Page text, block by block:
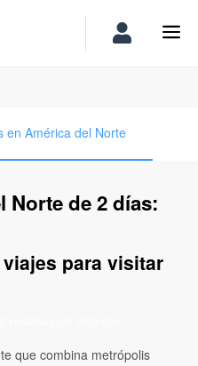
en América del Norte
Norte de 2 días:
para visitar
que combina metrópolis